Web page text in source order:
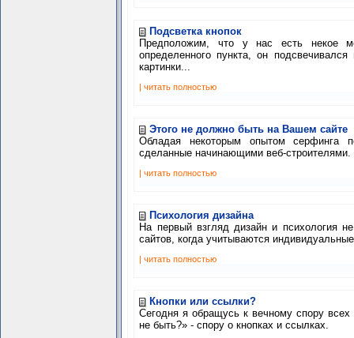
Подсветка кнопок
Предположим, что у нас есть некое
определенного пункта, он
картинки...
| читать полностью
Этого не должно быть на Вашем сайте
Обладая некоторым опытом серфинга
сделанные начинающими веб-
| читать полностью
Психология дизайна
На первый взгляд дизайн и психология
сайтов, когда учитываются
| читать полностью
Кнопки или ссылки?
Сегодня я обращусь к вечному спору
не быть?» - спору о кнопках и ссылках.